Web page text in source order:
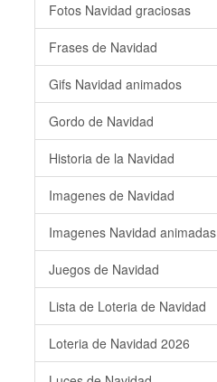
Fotos Navidad graciosas
Frases de Navidad
Gifs Navidad animados
Gordo de Navidad
Historia de la Navidad
Imagenes de Navidad
Imagenes Navidad animadas
Juegos de Navidad
Lista de Loteria de Navidad
Loteria de Navidad 2026